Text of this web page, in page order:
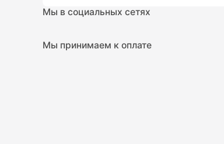
Мы в социальных сетях
Мы принимаем к оплате